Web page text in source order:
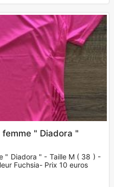
" Diadora "
" Diadora " - Taille M ( 38 ) -
Fuchsia- Prix 10 euros